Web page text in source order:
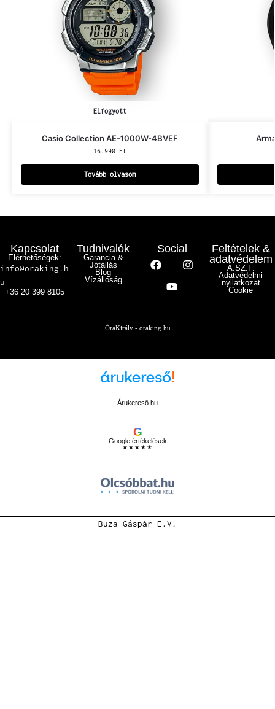
Elfogyott
Casio Collection AE-1000W-4BVEF
16.990 Ft
Tovább olvasom
Kapcsolat
Elérhetőségek:
info@oraking.h
u
+36 20 399 8105
Tudnivalók
Garancia &
Jótállás
Blog
Vízállóság
Social
Feltételek &
adatvédelem
Á.SZ.F.
Adatvédelmi
nyilatkozat
Cookie
ÓraKirály - oraking.hu
Árukereső.hu
G
Google értékelések
★★★★★
Buza Gáspár E.V.